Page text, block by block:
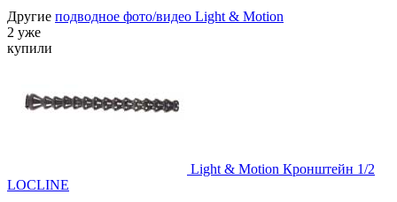
Другие подводное фото/видео Light & Motion
2 уже
купили
Light & Motion Кронштейн 1/2
LOCLINE